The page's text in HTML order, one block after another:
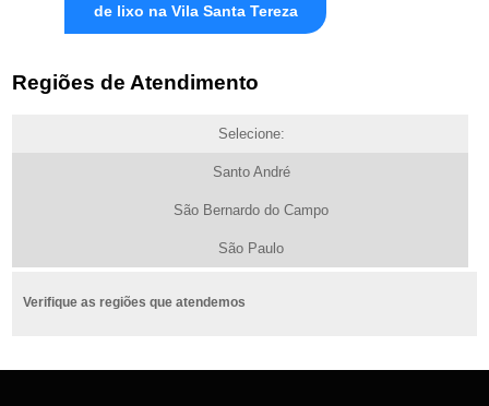
de lixo na Vila Santa Tereza
Regiões de Atendimento
Selecione:
Santo André
São Bernardo do Campo
São Paulo
Verifique as regiões que atendemos